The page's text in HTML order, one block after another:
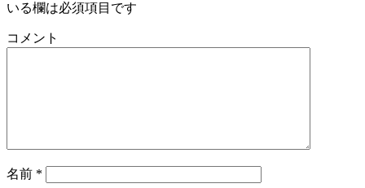
いる欄は必須項目です
コメント
名前 *